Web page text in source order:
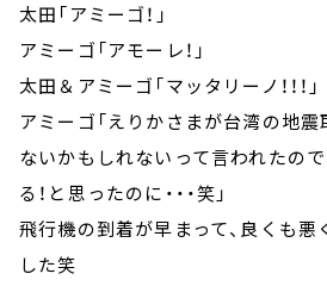
太田「アミーゴ！」
アミーゴ「アモーレ！」
太田＆アミーゴ「マッタリーノ！！！」
アミーゴ「えりかさまが台湾の地
ないかもしれないって言われたの
る！と思ったのに・・・笑」
飛行機の到着が早まって、良くも
した笑